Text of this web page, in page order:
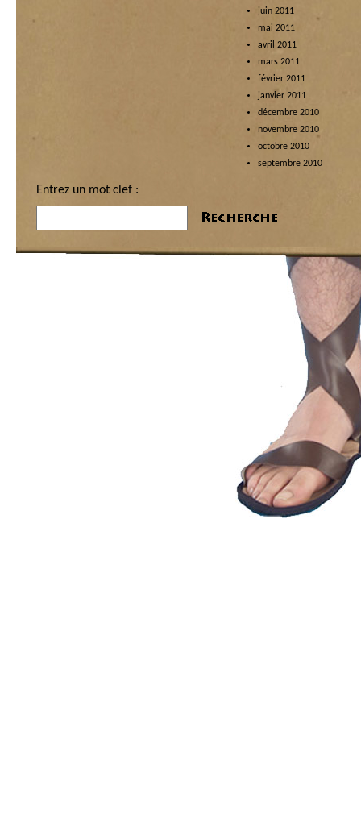
juin 2011
mai 2011
avril 2011
mars 2011
février 2011
janvier 2011
décembre 2010
novembre 2010
octobre 2010
septembre 2010
Entrez un mot clef :